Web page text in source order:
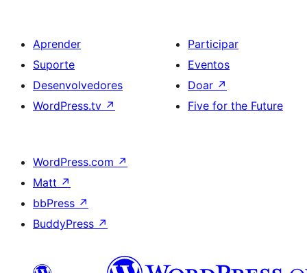
Aprender
Suporte
Desenvolvedores
WordPress.tv ↗
Participar
Eventos
Doar ↗
Five for the Future
WordPress.com ↗
Matt ↗
bbPress ↗
BuddyPress ↗